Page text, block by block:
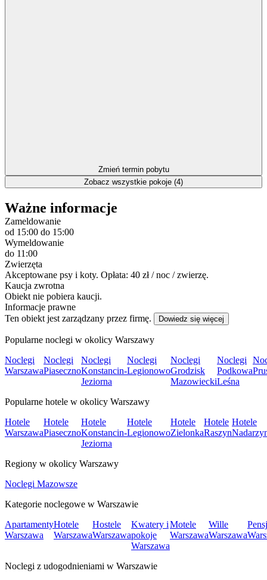
Zmień termin pobytu
Zobacz wszystkie pokoje (4)
Ważne informacje
Zameldowanie
od 15:00 do 15:00
Wymeldowanie
do 11:00
Zwierzęta
Akceptowane psy i koty. Opłata: 40 zł / noc / zwierzę.
Kaucja zwrotna
Obiekt nie pobiera kaucji.
Informacje prawne
Ten obiekt jest zarządzany przez firmę.
Dowiedz się więcej
Popularne noclegi w okolicy Warszawy
Noclegi
Warszawa
Noclegi
Piaseczno
Noclegi
Konstancin-
Jeziorna
Noclegi
Legionowo
Noclegi
Grodzisk
Mazowiecki
Noclegi
Podkowa
Leśna
Popularne hotele w okolicy Warszawy
Hotele
Warszawa
Hotele
Piaseczno
Hotele
Konstancin-
Jeziorna
Hotele
Legionowo
Hotele
Zielonka
Hotele
Raszyn
Hotele
Regiony w okolicy Warszawy
Noclegi Mazowsze
Kategorie noclegowe w Warszawie
Apartamenty
Warszawa
Hotele
Warszawa
Hostele
Warszawa
Kwatery i
pokoje
Warszawa
Motele
Warszawa
Wille
Warszawa
Noclegi z udogodnieniami w Warszawie